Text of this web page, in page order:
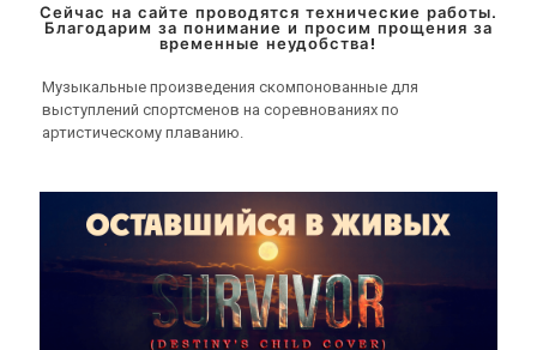
Сейчас на сайте проводятся технические работы.
Благодарим за понимание и просим прощения за
временные неудобства!
Музыкальные произведения скомпонованные для
выступлений спортсменов на соревнованиях по
артистическому плаванию.